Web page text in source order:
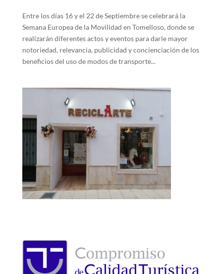
Entre los días 16 y el 22 de Septiembre se celebrará la
Semana Europea de la Movilidad en Tomelloso, donde se
realizarán diferentes actos y eventos para darle mayor
notoriedad, relevancia, publicidad y concienciación de los
beneficios del uso de modos de transporte...